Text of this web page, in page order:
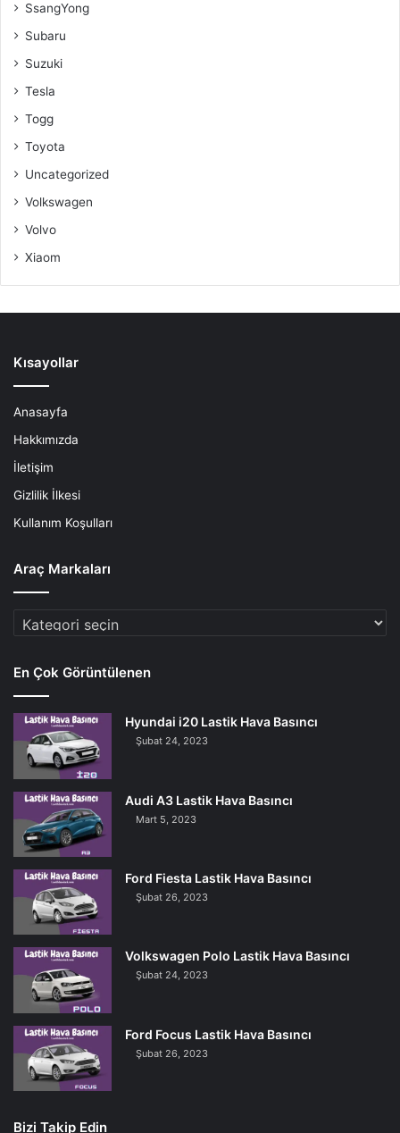
SsangYong
Subaru
Suzuki
Tesla
Togg
Toyota
Uncategorized
Volkswagen
Volvo
Xiaom
Kısayollar
Anasayfa
Hakkımızda
İletişim
Gizlilik İlkesi
Kullanım Koşulları
Araç Markaları
Araç
En Çok Görüntülenen
Hyundai i20 Lastik Hava Basıncı
Şubat 24, 2023
Audi A3 Lastik Hava Basıncı
Mart 5, 2023
Ford Fiesta Lastik Hava Basıncı
Şubat 26, 2023
Volkswagen Polo Lastik Hava Basıncı
Şubat 24, 2023
Ford Focus Lastik Hava Basıncı
Şubat 26, 2023
Bizi Takip Edin